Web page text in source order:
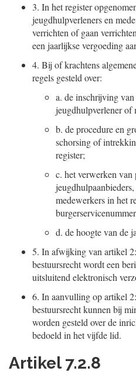
3. In het register
jeugdhulpverleners en
verrichten of gaan
een jaarlijkse vergoeding
4. Bij of krachtens
regels gesteld over:
a. de inschrijving
jeugdhulpverlener of
b. de procedure en
schorsing of
register;
c. het verwerken van
medewerkers in het
d. de hoogte van de
5. In afwijking van artikel
bestuursrecht wordt een
uitsluitend elektronisch
6. In aanvulling op artikel
bestuursrecht kunnen bij
worden gesteld over de
bedoeld in het vijfde lid.
Artikel 7.2.8